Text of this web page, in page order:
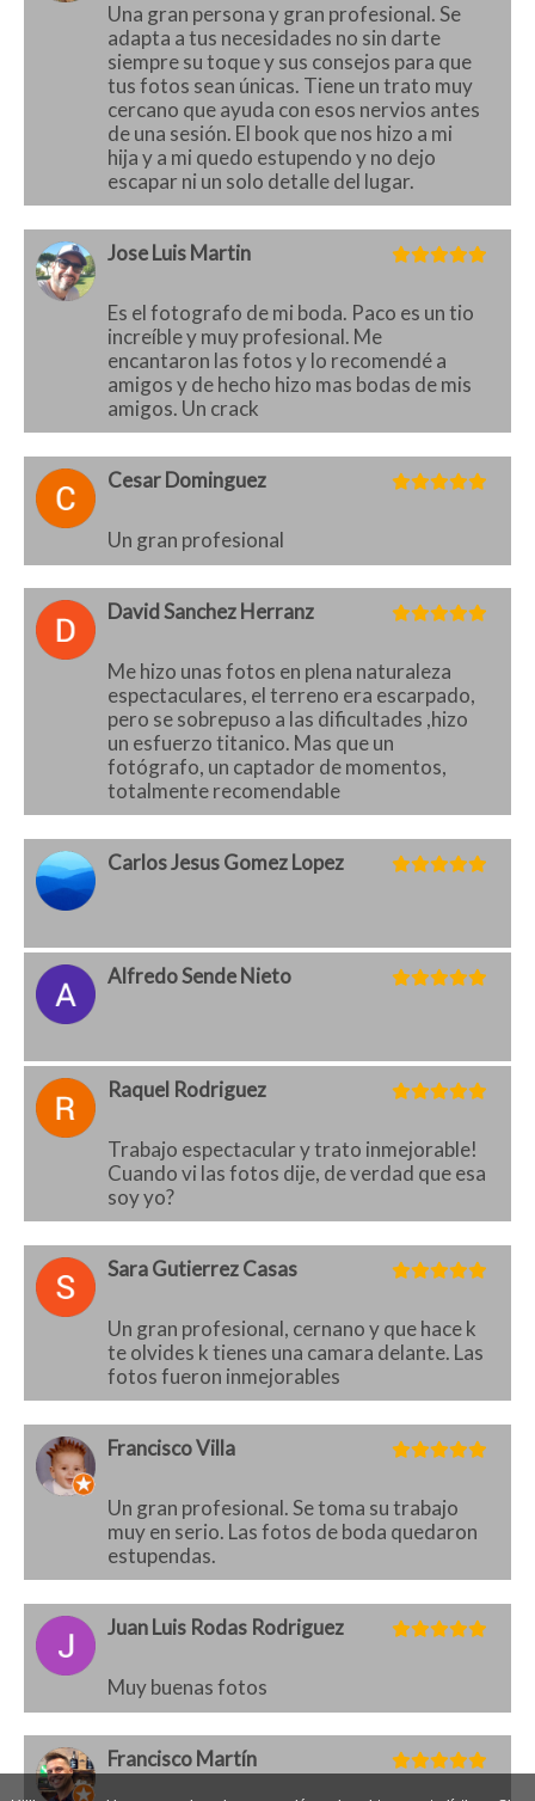
Una gran persona y gran profesional. Se
adapta a tus necesidades no sin darte
siempre su toque y sus consejos para que
tus fotos sean únicas. Tiene un trato muy
cercano que ayuda con esos nervios antes
de una sesión. El book que nos hizo a mi
hija y a mi quedo estupendo y no dejo
escapar ni un solo detalle del lugar.
Jose Luis Martin
Es el fotografo de mi boda. Paco es un tio
increíble y muy profesional. Me
encantaron las fotos y lo recomendé a
amigos y de hecho hizo mas bodas de mis
amigos. Un crack
Cesar Dominguez
Un gran profesional
David Sanchez Herranz
Me hizo unas fotos en plena naturaleza
espectaculares, el terreno era escarpado,
pero se sobrepuso a las dificultades ,hizo
un esfuerzo titanico. Mas que un
fotógrafo, un captador de momentos,
totalmente recomendable
Carlos Jesus Gomez Lopez
Alfredo Sende Nieto
Raquel Rodriguez
Trabajo espectacular y trato inmejorable!
Cuando vi las fotos dije, de verdad que esa
soy yo?
Sara Gutierrez Casas
Un gran profesional, cernano y que hace k
te olvides k tienes una camara delante. Las
fotos fueron inmejorables
Francisco Villa
Un gran profesional. Se toma su trabajo
muy en serio. Las fotos de boda quedaron
estupendas.
Juan Luis Rodas Rodriguez
Muy buenas fotos
Francisco Martín